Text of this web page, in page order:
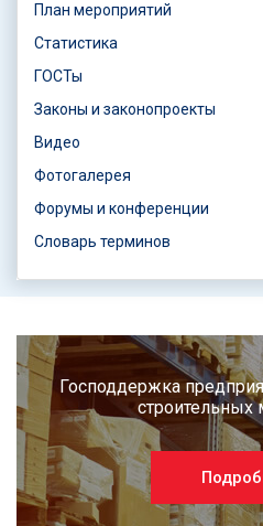
План мероприятий
Статистика
ГОСТы
Законы и законопроекты
Видео
Фотогалерея
Форумы и конференции
Словарь терминов
Господдержка
строительных